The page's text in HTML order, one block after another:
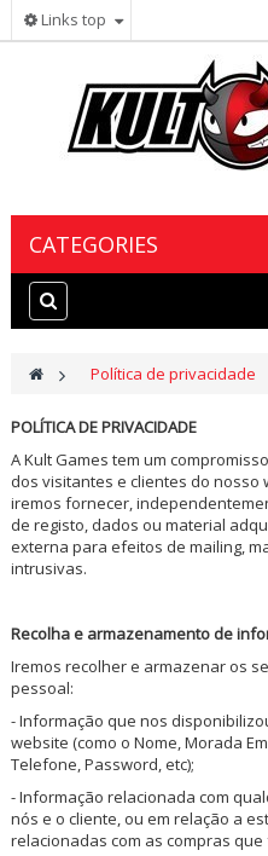
Links top
CATEGORIES
Wargames & Miniaturas
Jogos de Cartas
Jogos de Tabuleiro
Tintas, Hobby & Cenário
Jogos Role Playing & Livros
Protecção de Comics
Pré-encomendas
Promoções
> Política de privacidade
POLÍTICA DE PRIVACIDADE
A Kult Games tem um
dos visitantes e clientes do nosso
iremos fornecer,
de registo, dados ou material
externa para efeitos de mailing,
intrusivas.
Recolha e armazenamento de
Iremos recolher e armazenar os
pessoal:
- Informação que nos
website (como o Nome, Morada
Telefone, Password, etc);
- Informação relacionada com
nós e o cliente, ou em relação a
relacionadas com as compras